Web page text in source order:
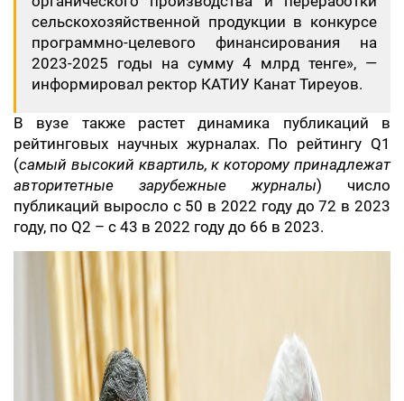
сельскохозяйственной продукции в конкурсе
программно-целевого финансирования на
2023-2025 годы на сумму 4 млрд тенге», —
информировал ректор КАТИУ Канат Тиреуов.
В вузе также растет динамика публикаций в
рейтинговых научных журналах. По рейтингу Q1
(самый высокий квартиль, к которому принадлежат
авторитетные зарубежные журналы) число
публикаций выросло с 50 в 2022 году до 72 в 2023
году, по Q2 – c 43 в 2022 году до 66 в 2023.